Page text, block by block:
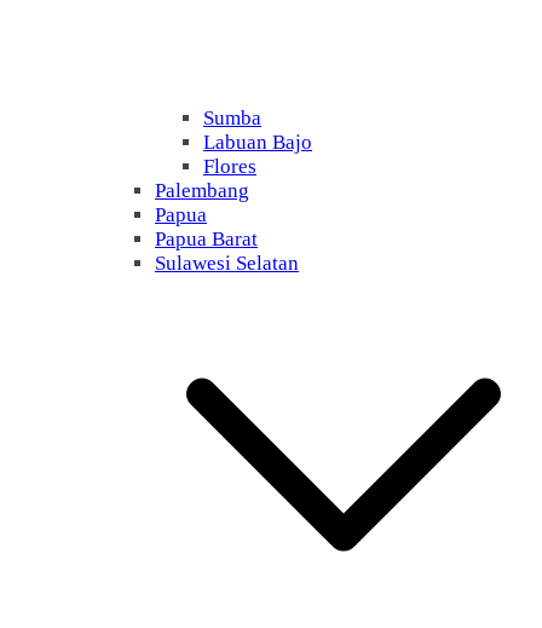
Sumba
Labuan Bajo
Flores
Palembang
Papua
Papua Barat
Sulawesi Selatan